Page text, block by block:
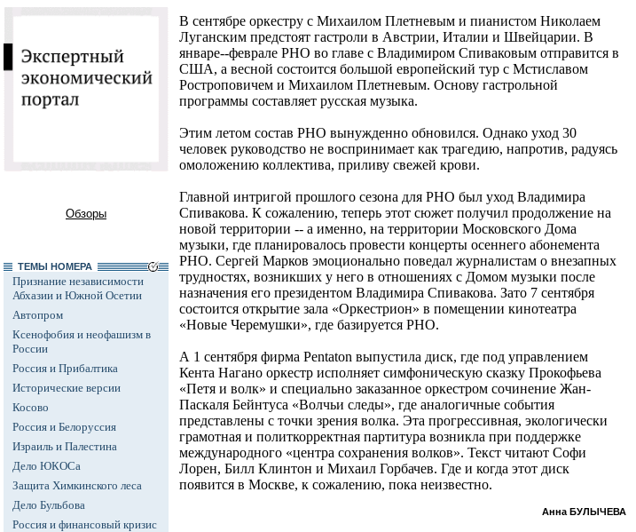
Обзоры
ТЕМЫ НОМЕРА
Признание независимости
Абхазии и Южной Осетии
Автопром
Ксенофобия и неофашизм в
России
Россия и Прибалтика
Исторические версии
Косово
Россия и Белоруссия
Израиль и Палестина
Дело ЮКОСа
Защита Химкинского леса
Дело Бульбова
Россия и финансовый кризис
В сентябре оркестру с Михаилом Плетневым и пианистом Николаем
Луганским предстоят гастроли в Австрии, Италии и Швейцарии. В
январе--феврале РНО во главе с Владимиром Спиваковым отправится в
США, а весной состоится большой европейский тур с Мстиславом
Ростроповичем и Михаилом Плетневым. Основу гастрольной
программы составляет русская музыка.
Этим летом состав РНО вынужденно обновился. Однако уход 30
человек руководство не воспринимает как трагедию, напротив, радуясь
омоложению коллектива, приливу свежей крови.
Главной интригой прошлого сезона для РНО был уход Владимира
Спивакова. К сожалению, теперь этот сюжет получил продолжение на
новой территории -- а именно, на территории Московского Дома
музыки, где планировалось провести концерты осеннего абонемента
РНО. Сергей Марков эмоционально поведал журналистам о внезапных
трудностях, возникших у него в отношениях с Домом музыки после
назначения его президентом Владимира Спивакова. Зато 7 сентября
состоится открытие зала «Оркестрион» в помещении кинотеатра
«Новые Черемушки», где базируется РНО.
А 1 сентября фирма Pentaton выпустила диск, где под управлением
Кента Нагано оркестр исполняет симфоническую сказку Прокофьева
«Петя и волк» и специально заказанное оркестром сочинение Жан-
Паскаля Бейнтуса «Волчьи следы», где аналогичные события
представлены с точки зрения волка. Эта прогрессивная, экологически
грамотная и политкорректная партитура возникла при поддержке
международного «центра сохранения волков». Текст читают Софи
Лорен, Билл Клинтон и Михаил Горбачев. Где и когда этот диск
появится в Москве, к сожалению, пока неизвестно.
Анна БУЛЫЧЕВА